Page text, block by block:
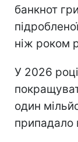
банкнот
ніж роком
У 2026
один
припадало